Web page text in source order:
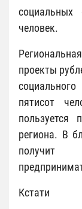
социальных
человек.
проекты
пятисот
пользуется
региона. В
получит
Кстати